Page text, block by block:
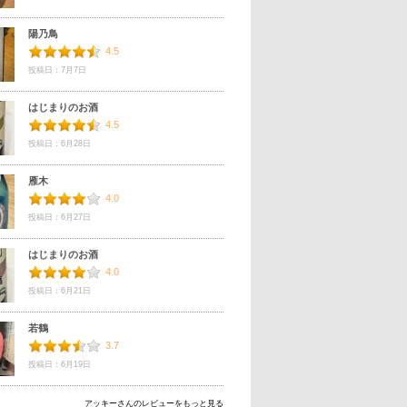
陽乃鳥
4.5
投稿日：7月7日
はじまりのお酒
4.5
投稿日：6月28日
雁木
4.0
投稿日：6月27日
はじまりのお酒
4.0
投稿日：6月21日
若鶴
3.7
投稿日：6月19日
アッキーさんのレビューをもっと見る